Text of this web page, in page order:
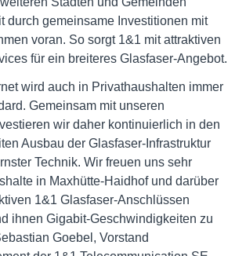
durch gemeinsame Investitionen mit
voran. So sorgt 1&1 mit attraktiven
für ein breiteres Glasfaser-Angebot.
wird auch in Privathaushalten immer
Gemeinsam mit unseren
wir daher kontinuierlich in den
Ausbau der Glasfaser-Infrastruktur
Technik. Wir freuen uns sehr
in Maxhütte-Haidhof und darüber
1&1 Glasfaser-Anschlüssen
ihnen Gigabit-Geschwindigkeiten zu
Goebel, Vorstand